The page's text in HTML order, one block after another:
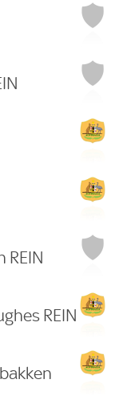
REIN
REIN